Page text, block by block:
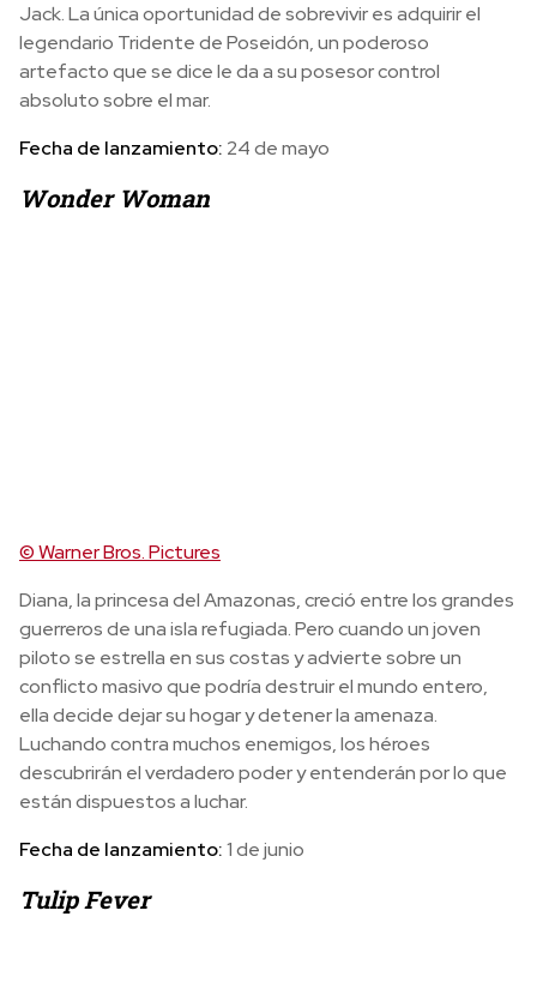
Jack. La única oportunidad de sobrevivir es adquirir el
legendario Tridente de Poseidón, un poderoso
artefacto que se dice le da a su posesor control
absoluto sobre el mar.
Fecha de lanzamiento: 24 de mayo
Wonder Woman
© Warner Bros. Pictures
Diana, la princesa del Amazonas, creció entre los grandes
guerreros de una isla refugiada. Pero cuando un joven
piloto se estrella en sus costas y advierte sobre un
conflicto masivo que podría destruir el mundo entero,
ella decide dejar su hogar y detener la amenaza.
Luchando contra muchos enemigos, los héroes
descubrirán el verdadero poder y entenderán por lo que
están dispuestos a luchar.
Fecha de lanzamiento:1 de junio
Tulip Fever